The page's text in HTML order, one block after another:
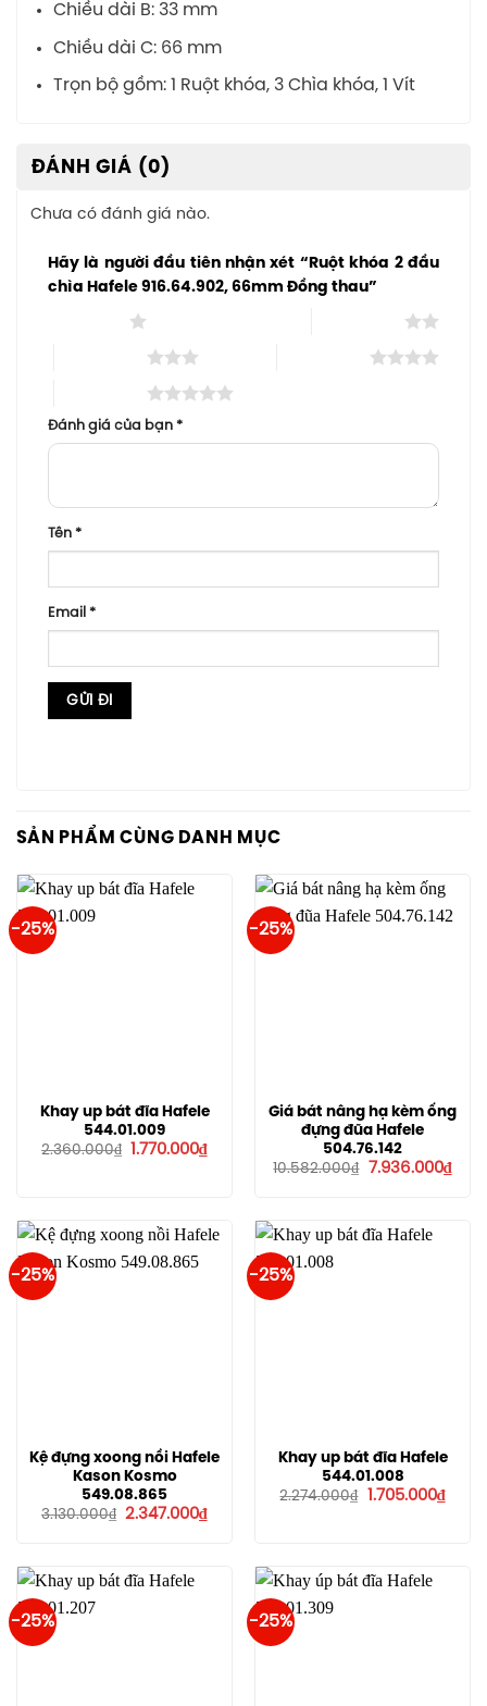
Chiều dài B: 33 mm
Chiều dài C: 66 mm
Trọn bộ gồm: 1 Ruột khóa, 3 Chìa khóa, 1 Vít
ĐÁNH GIÁ (0)
Chưa có đánh giá nào.
Hãy là người đầu tiên nhận xét “Ruột khóa 2 đầu
chìa Hafele 916.64.902, 66mm Đồng thau”
Đánh giá của bạn *
Tên *
Email *
SẢN PHẨM CÙNG DANH MỤC
-25%
Khay up bát đĩa Hafele
544.01.009
2.360.000₫ Giá
1.770.000₫Giá
-25%
Giá bát nâng hạ kèm ống
đựng đũa Hafele
504.76.142
10.582.000₫
Giá
7.936.000₫Giá
-25%
Kệ đựng xoong nồi Hafele
Kason Kosmo
549.08.865
3.130.000₫
Giá
2.347.000₫Giá
2.347.000₫.
-25%
Khay up bát đĩa Hafele
544.01.008
2.274.000₫
Giá
1.705.000₫Giá
-25% -25%